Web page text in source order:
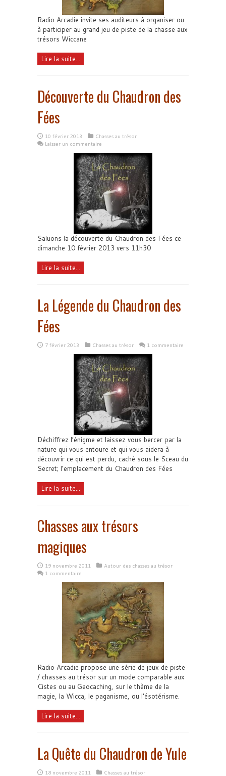
Radio Arcadie invite ses auditeurs à organiser ou
à participer au grand jeu de piste de la chasse aux
trésors Wiccane
Lire la suite...
Découverte du Chaudron des
Fées
10 février 2013
Chasses au trésor
Laisser un commentaire
Saluons la découverte du Chaudron des Fées ce
dimanche 10 février 2013 vers 11h30
Lire la suite...
La Légende du Chaudron des
Fées
7 février 2013 Chasses au trésor 1 commentaire
Déchiffrez l’énigme et laissez vous bercer par la
nature qui vous entoure et qui vous aidera à
découvrir ce qui est perdu, caché sous le Sceau du
Secret; l’emplacement du Chaudron des Fées
Lire la suite...
Chasses aux trésors
magiques
19 novembre 2011
Autour des chasses au trésor
1 commentaire
Radio Arcadie propose une série de jeux de piste
/ chasses au trésor sur un mode comparable aux
Cistes ou au Geocaching, sur le thème de la
magie, la Wicca, le paganisme, ou l'ésotérisme.
Lire la suite...
La Quête du Chaudron de Yule
18 novembre 2011 Chasses au trésor